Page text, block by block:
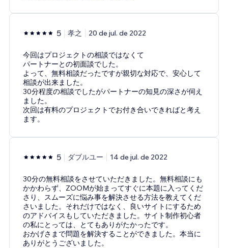
5 孝之 20 de jul. de 2022
今回はプロジェクトの相談ではなくて
パートナーとの初面談でした。
よって、無料相談だったですが親切な対応で、安心して
相談が出来ました。
30分程度の相談でしたがパートナーの知見の深さが伺え
ました。
次回は有料のプロジェクトでお付き合いできればと考え
ます。
5 ダブルユー 14 de jul. de 2022
30分の無料相談をさせていただきました。無料相談にも
かかわらず、ZOOMが始まってすぐに本題に入ってくだ
さり、スムーズに悩み事を解決させる方法を教えてくだ
さいました。それだけではなく、良いサイトにするため
のアドバイスもしていただきました。サイト制作初心者
の私にとっては、とてもありがたかったです。
おかげさまで問題を解決することができました。本当に
ありがとうございました。